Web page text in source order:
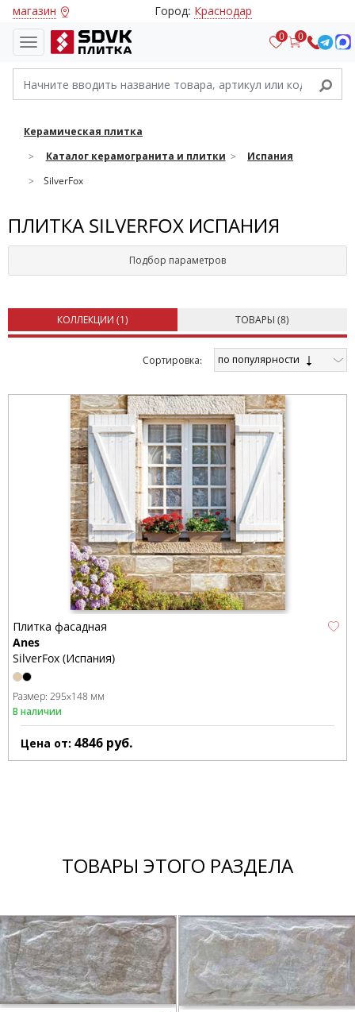
магазин Город: Краснодар
0 0
Керамическая плитка
Каталог керамогранита и плитки
Испания
SilverFox
ПЛИТКА SILVERFOX ИСПАНИЯ
Подбор параметров
КОЛЛЕКЦИИ (1) ТОВАРЫ (8)
Cортировка: по популярности
Плитка фасадная
Anes
SilverFox (Испания)
Размер: 295x148 мм
В наличии
Цена от: 4846 руб.
ТОВАРЫ ЭТОГО РАЗДЕЛА